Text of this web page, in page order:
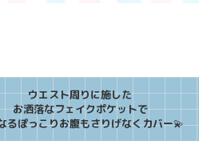
ウエスト周りに施した
お洒落なフェイクポケットで
るぽっこりお腹もさりげなくカバー💫